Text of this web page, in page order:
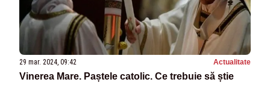
29 mar. 2024, 09:42 Actualitate
Vinerea Mare. Paștele catolic. Ce trebuie să știe